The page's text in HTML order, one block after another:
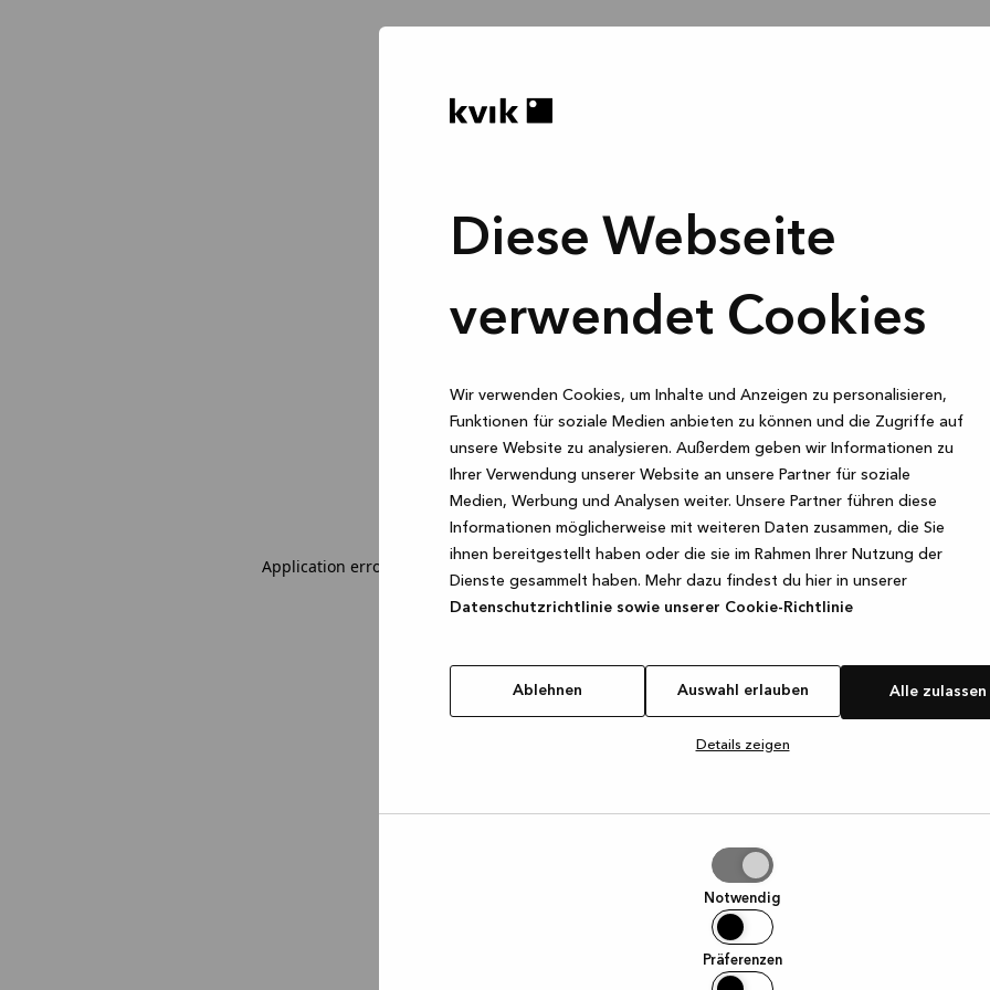
Diese Webseite
verwendet Cookies
Wir verwenden Cookies, um Inhalte und Anzeigen zu personalisieren,
Funktionen für soziale Medien anbieten zu können und die Zugriffe auf
unsere Website zu analysieren. Außerdem geben wir Informationen zu
Ihrer Verwendung unserer Website an unsere Partner für soziale
Medien, Werbung und Analysen weiter. Unsere Partner führen diese
Informationen möglicherweise mit weiteren Daten zusammen, die Sie
ihnen bereitgestellt haben oder die sie im Rahmen Ihrer Nutzung der
Dienste gesammelt haben. Mehr dazu findest du hier in unserer
Datenschutzrichtlinie sowie unserer Cookie-Richtlinie
Ablehnen Auswahl erlauben Alle zulassen
Details zeigen
Notwendig
Präferenzen
Application error: a client-side exception has occurred while loadingwww.kvik.de (see the